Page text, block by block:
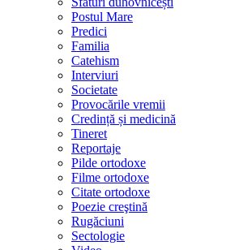
Postul Mare
Predici
Familia
Catehism
Interviuri
Societate
Provocările vremii
Credință și medicină
Tineret
Reportaje
Pilde ortodoxe
Filme ortodoxe
Citate ortodoxe
Poezie creştină
Rugăciuni
Sectologie